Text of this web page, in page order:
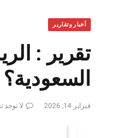
أخبار وتقارير
تقرير :
السعودية؟
فبراير 14, 2026 لا توجد